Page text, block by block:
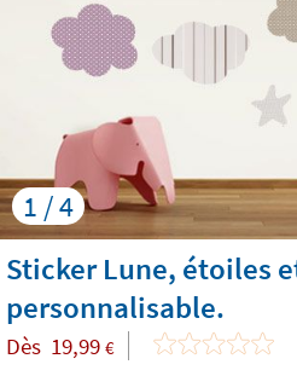
1 / 4
Sticker Lune, étoiles
personnalisable.
Dès 19,99 €